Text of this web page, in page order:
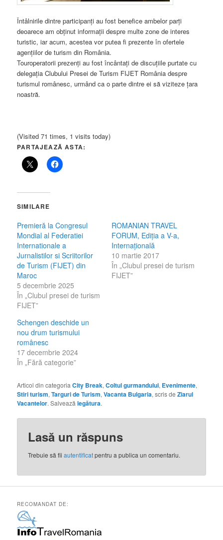
Întâlnirile dintre participanți au fost benefice ambelor parți
deoarece am obținut informații despre multe zone de interes
turistic, iar acum, acestea vor putea fi prezente în ofertele
agențiilor de turism din România.
Touroperatorii prezenți au fost încântați de discuțiile purtate cu
delegația Clubului Presei de Turism FIJET România despre
turismul românesc, urmând ca o parte dintre ei să viziteze țara
noastră.
(Visited 71 times, 1 visits today)
PARTAJEAZĂ ASTA:
SIMILARE
Premieră la Congresul
Mondial al Federatiei
Internationale a
Jurnalistilor si Scriitorilor
de Turism (FIJET) din
Maroc
5 decembrie 2025
În „Clubul presei de turism
FIJET”
ROMANIAN TRAVEL
FORUM, Ediţia a V-a,
Internațională
10 martie 2017
În „Clubul presei de turism
FIJET”
Schengen deschide un
nou drum turismului
românesc
17 decembrie 2024
În „Fără categorie”
Articol din categoriaCity Break,Coltul gurmandului, Evenimente,
Stiri turism,Targuri de Turism,Vacanta Bulgaria, scris deZiarul
Vacantelor. Salveazălegătura.
Lasă un răspuns
Trebuie să fiiautentificatpentru a publica un comentariu.
RECOMANDAT DE: